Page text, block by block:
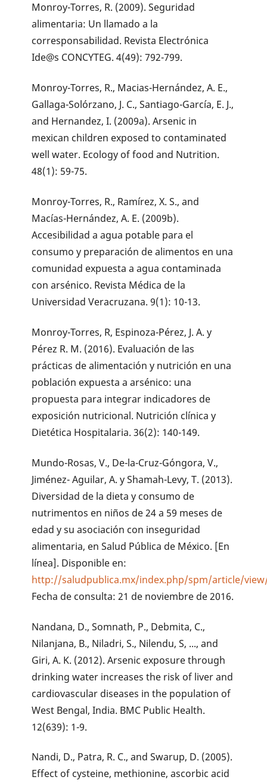
Monroy-Torres, R. (2009). Seguridad
alimentaria: Un llamado a la
corresponsabilidad. Revista Electrónica
Ide@s CONCYTEG. 4(49): 792-799.
Monroy-Torres, R., Macias-Hernández, A. E.,
Gallaga-Solórzano, J. C., Santiago-García, E. J.,
and Hernandez, I. (2009a). Arsenic in
mexican children exposed to contaminated
well water. Ecology of food and Nutrition.
48(1): 59-75.
Monroy-Torres, R., Ramírez, X. S., and
Macías-Hernández, A. E. (2009b).
Accesibilidad a agua potable para el
consumo y preparación de alimentos en una
comunidad expuesta a agua contaminada
con arsénico. Revista Médica de la
Universidad Veracruzana. 9(1): 10-13.
Monroy-Torres, R, Espinoza-Pérez, J. A. y
Pérez R. M. (2016). Evaluación de las
prácticas de alimentación y nutrición en una
población expuesta a arsénico: una
propuesta para integrar indicadores de
exposición nutricional. Nutrición clínica y
Dietética Hospitalaria. 36(2): 140-149.
Mundo-Rosas, V., De-la-Cruz-Góngora, V.,
Jiménez- Aguilar, A. y Shamah-Levy, T. (2013).
Diversidad de la dieta y consumo de
nutrimentos en niños de 24 a 59 meses de
edad y su asociación con inseguridad
alimentaria, en Salud Pública de México. [En
línea]. Disponible en:
http://saludpublica.mx/index.php/spm/article/
Fecha de consulta: 21 de noviembre de 2016.
Nandana, D., Somnath, P., Debmita, C.,
Nilanjana, B., Niladri, S., Nilendu, S, ..., and
Giri, A. K. (2012). Arsenic exposure through
drinking water increases the risk of liver and
cardiovascular diseases in the population of
West Bengal, India. BMC Public Health.
12(639): 1-9.
Nandi, D., Patra, R. C., and Swarup, D. (2005).
Effect of cysteine, methionine, ascorbic acid